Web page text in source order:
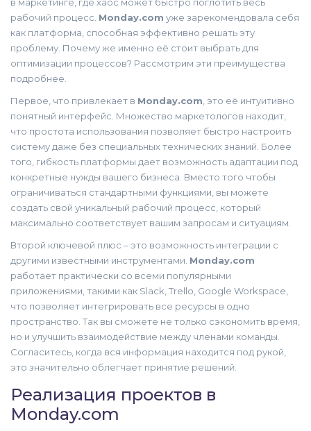
в маркетинге, где хаос может быстро поглотить весь
рабочий процесс. Monday.com уже зарекомендовала себя
как платформа, способная эффективно решать эту
проблему. Почему же именно её стоит выбрать для
оптимизации процессов? Рассмотрим эти преимущества
подробнее.
Первое, что привлекает в Monday.com, это её интуитивно
понятный интерфейс. Множество маркетологов находит,
что простота использования позволяет быстро настроить
систему даже без специальных технических знаний. Более
того, гибкость платформы дает возможность адаптации под
конкретные нужды вашего бизнеса. Вместо того чтобы
ограничиваться стандартными функциями, вы можете
создать свой уникальный рабочий процесс, который
максимально соответствует вашим запросам и ситуациям.
Второй ключевой плюс – это возможность интеграции с
другими известными инструментами. Monday.com
работает практически со всеми популярными
приложениями, такими как Slack, Trello, Google Workspace,
что позволяет интегрировать все ресурсы в одно
пространство. Так вы сможете не только сэкономить время,
но и улучшить взаимодействие между членами команды.
Согласитесь, когда вся информация находится под рукой,
это значительно облегчает принятие решений.
Реализация проектов в
Monday.com